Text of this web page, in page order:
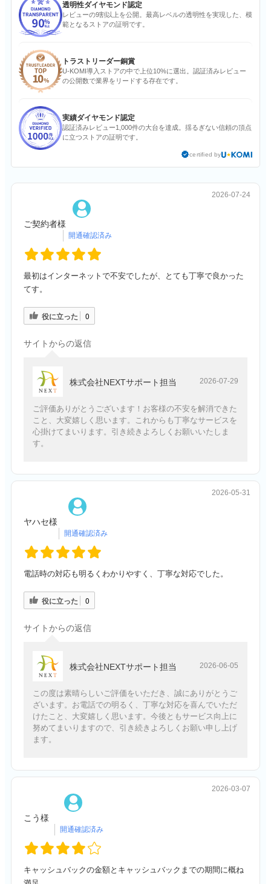
透明性ダイヤモンド認定
レビューの9割以上を公開。最高レベルの透明性を実現した、模
範となるストアの証明です。
トラストリーダー銅賞
U-KOMI導入ストアの中で上位10%に選出。認証済みレビュー
の公開数で業界をリードする存在です。
実績ダイヤモンド認定
認証済みレビュー1,000件の大台を達成。揺るぎない信頼の頂点
に立つストアの証明です。
certified by
ご契約者様
2026-07-24
最初はインターネットで不安でしたが、とても丁寧で良かった
てす。
役に立った 0
サイトからの返信
株式会社NEXTサポート担当 2026-07-29
ご評価ありがとうございます！お客様の不安を解消できた
こと、大変嬉しく思います。これからも丁寧なサービスを
心掛けてまいります。引き続きよろしくお願いいたしま
す。
ヤハセ様
2026-05-31
電話時の対応も明るくわかりやすく、丁寧な対応でした。
役に立った 0
サイトからの返信
株式会社NEXTサポート担当 2026-06-05
この度は素晴らしいご評価をいただき、誠にありがとうご
ざいます。お電話での明るく、丁寧な対応を喜んでいただ
けたこと、大変嬉しく思います。今後ともサービス向上に
努めてまいりますので、引き続きよろしくお願い申し上げ
ます。
こう様
2026-03-07
キャッシュバックの金額とキャッシュバックまでの期間に概ね